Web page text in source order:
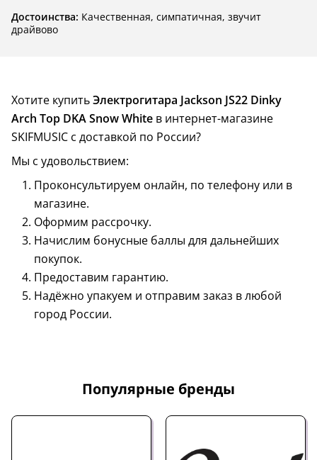
Достоинства: Качественная, симпатичная, звучит
драйвово
Хотите купитьЭлектрогитара Jackson JS22 Dinky
Arch Top DKA Snow White в интернет-магазине
SKIFMUSIC с доставкой по России?
Мы с удовольствием:
Проконсультируем онлайн, по телефону или в
магазине.
Оформим рассрочку.
Начислим бонусные баллы для дальнейших
покупок.
Предоставим гарантию.
Надёжно упакуем и отправим заказ в любой
город России.
Популярные бренды